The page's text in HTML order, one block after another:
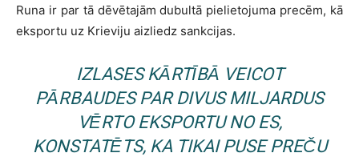
Runa ir par tā dēvētajām dubultā pielietojuma precēm, kā
eksportu uz Krieviju aizliedz sankcijas.
IZLASES KĀRTĪBĀ VEICOT
PĀRBAUDES PAR DIVUS MILJARDUS
VĒRTO EKSPORTU NO ES,
KONSTATĒTS, KA TIKAI PUSE PREČU